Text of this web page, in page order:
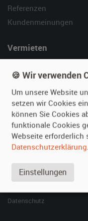
Referenzen
Kundenmeinungen
Vermieten
Fotos senden
Fragen für Vermieter
Inserat verwalten
SPECIAL
Berühmte Filmautos –
Datenschutz
🍪 Wir verwenden
Um unsere Website
setzen wir Cookies
können Sie Cookies
funktionale Cookies
Webseite erforderlich
Datenschutzerklärung.
Einstellungen